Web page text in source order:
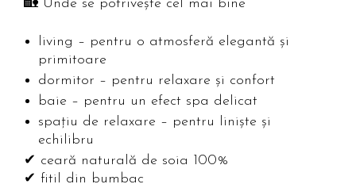
🏡 Unde se potrivește cel mai bine
living – pentru o atmosferă elegantă și
primitoare
dormitor – pentru relaxare și confort
baie – pentru un efect spa delicat
spațiu de relaxare – pentru liniște și
echilibru
✔ ceară naturală de soia 100%
✔ fitil din bumbac